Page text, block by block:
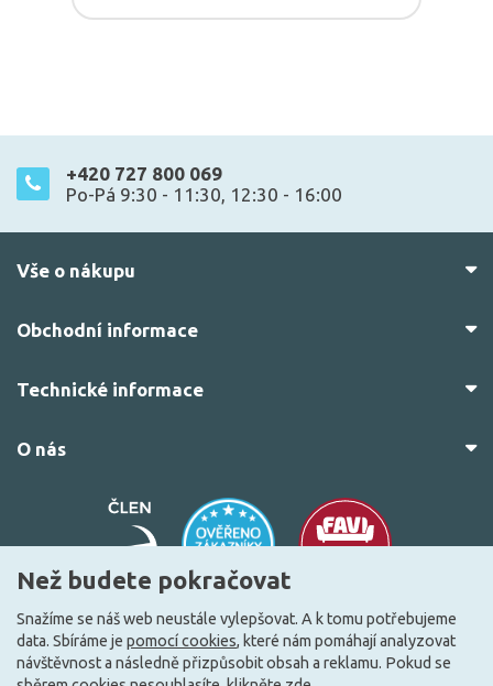
+420 727 800 069
Po-Pá 9:30 - 11:30, 12:30 - 16:00
Vše o nákupu
Obchodní informace
Technické informace
O nás
© 2010–2026 Všechna práva vyhrazena. žárovky.cz
Než budete pokračovat
Snažíme se náš web neustále vylepšovat. A k tomu potřebujeme
data. Sbíráme je pomocí cookies, které nám pomáhají analyzovat
návštěvnost a následně přizpůsobit obsah a reklamu. Pokud se